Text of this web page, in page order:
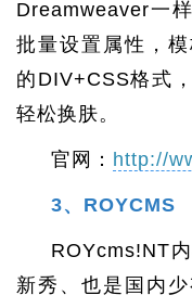
Dreamweaver一
批量设置属性，
的DIV+CSS格式
轻松换肤。
官网： http://
3、ROYCMS
ROYcms!NT
新秀、也是国内